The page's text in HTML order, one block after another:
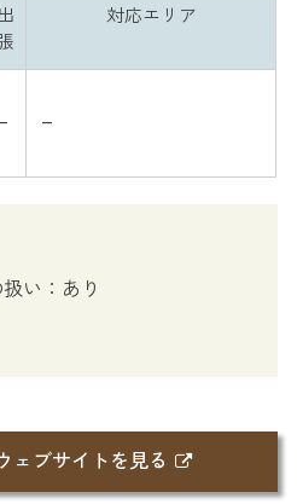
出
対応エリア
–
い：あり
ェブサイトを見る